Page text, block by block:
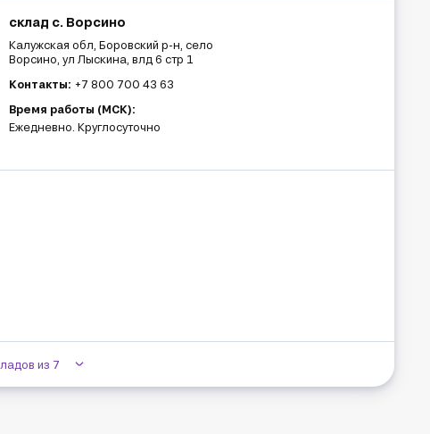
склад с. Ворсино
Калужская обл, Боровский р-н, село
Ворсино, ул Лыскина, влд 6 стр 1
Контакты: +7 800 700 43 63
Время работы (МСК):
Ежедневно. Круглосуточно
из 7